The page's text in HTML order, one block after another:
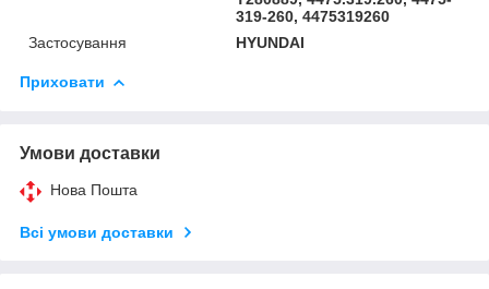
319-260, 4475319260
Застосування
HYUNDAI
Приховати
Умови доставки
Нова Пошта
Всі умови доставки